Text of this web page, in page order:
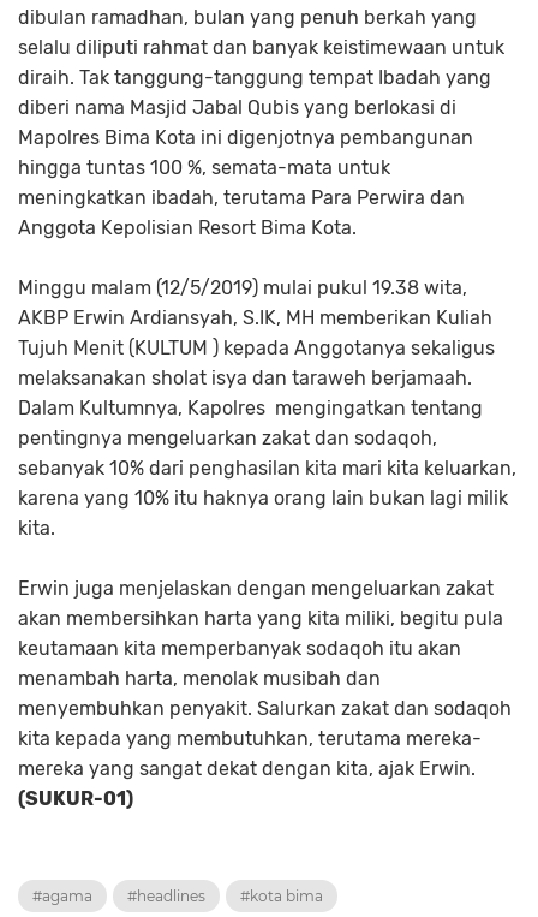
dibulan ramadhan, bulan yang penuh berkah yang
selalu diliputi rahmat dan banyak keistimewaan untuk
diraih. Tak tanggung-tanggung tempat Ibadah yang
diberi nama Masjid Jabal Qubis yang berlokasi di
Mapolres Bima Kota ini digenjotnya pembangunan
hingga tuntas 100 %, semata-mata untuk
meningkatkan ibadah, terutama Para Perwira dan
Anggota Kepolisian Resort Bima Kota.
Minggu malam (12/5/2019) mulai pukul 19.38 wita,
AKBP Erwin Ardiansyah, S.IK, MH memberikan Kuliah
Tujuh Menit (KULTUM ) kepada Anggotanya sekaligus
melaksanakan sholat isya dan taraweh berjamaah.
Dalam Kultumnya, Kapolres mengingatkan tentang
pentingnya mengeluarkan zakat dan sodaqoh,
sebanyak 10% dari penghasilan kita mari kita keluarkan,
karena yang 10% itu haknya orang lain bukan lagi milik
kita.
Erwin juga menjelaskan dengan mengeluarkan zakat
akan membersihkan harta yang kita miliki, begitu pula
keutamaan kita memperbanyak sodaqoh itu akan
menambah harta, menolak musibah dan
menyembuhkan penyakit. Salurkan zakat dan sodaqoh
kita kepada yang membutuhkan, terutama mereka-
mereka yang sangat dekat dengan kita, ajak Erwin.
(SUKUR-01)
#agama #headlines #kota bima